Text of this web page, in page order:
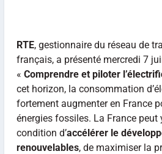
RTE, gestionnaire du réseau de
français, a présenté mercredi 7
« Comprendre et piloter
cet horizon, la consommation
fortement augmenter en France
énergies fossiles. La France peut
condition d’accélérer le
renouvelables, de maximiser la